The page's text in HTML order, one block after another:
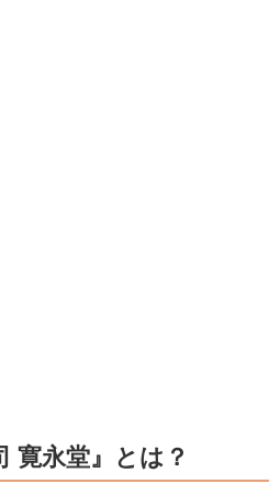
寛永堂』とは？